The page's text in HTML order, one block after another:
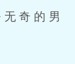
奇的男